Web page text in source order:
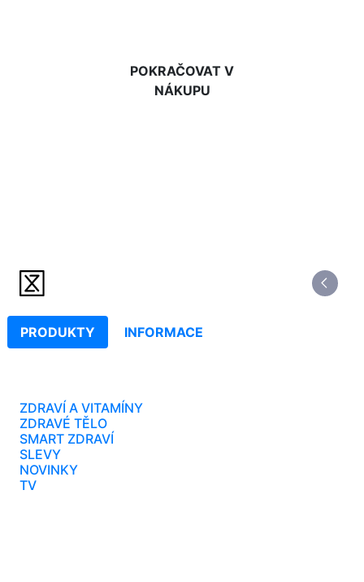
POKRAČOVAT V
NÁKUPU
PRODUKTY INFORMACE
ZDRAVÍ A VITAMÍNY
ZDRAVÉ TĚLO
SMART ZDRAVÍ
SLEVY
NOVINKY
TV